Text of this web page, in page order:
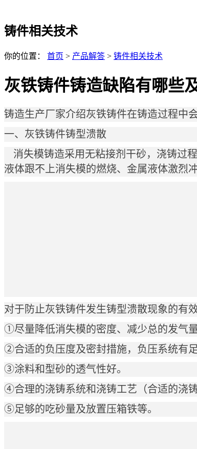
铸件相关技术
你的位置： 首页 > 产品解答 > 铸件相关技术
灰铁铸件铸造缺陷有哪些
铸造生产厂家介绍灰铁铸件在铸造过程中
一、灰铁铸件铸型溃散
消失模铸造采用无粘接剂干砂，浇铸过
液体跟不上消失模的燃烧、金属液体激烈
对于防止灰铁铸件发生铸型溃散现象的有
①尽量降低消失模的密度、减少总的发气量
②合适的负压度及密封措施，负压系统有
③涂料和型砂的透气性好。
④合理的浇铸系统和浇铸工艺（合适的浇
⑤足够的吃砂量及放置压箱铁等。